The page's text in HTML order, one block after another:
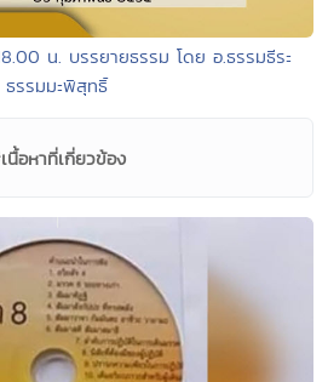
น. บรรยายธรรม โดย อ.ธรรมธีระ
ธรรมมะพิสุทธิ์
นื้อหาที่เกี่ยวข้อง